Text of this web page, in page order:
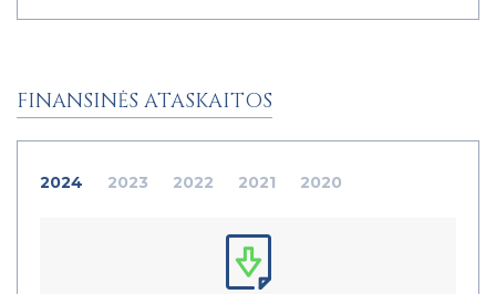
FINANSINĖS ATASKAITOS
2024 2023 2022 2021 2020